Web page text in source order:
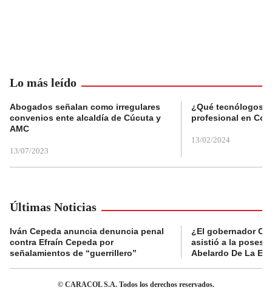
Lo más leído
Abogados señalan como irregulares
convenios ente alcaldía de Cúcuta y
AMC
13/07/2023
¿Qué tecnólogos
profesional en
13/02/2024
Últimas Noticias
Iván Cepeda anuncia denuncia penal
contra Efraín Cepeda por
señalamientos de “guerrillero”
¿El gobernador
asistió a la
Abelardo De La
© CARACOL S.A. Todos los derechos reservados.